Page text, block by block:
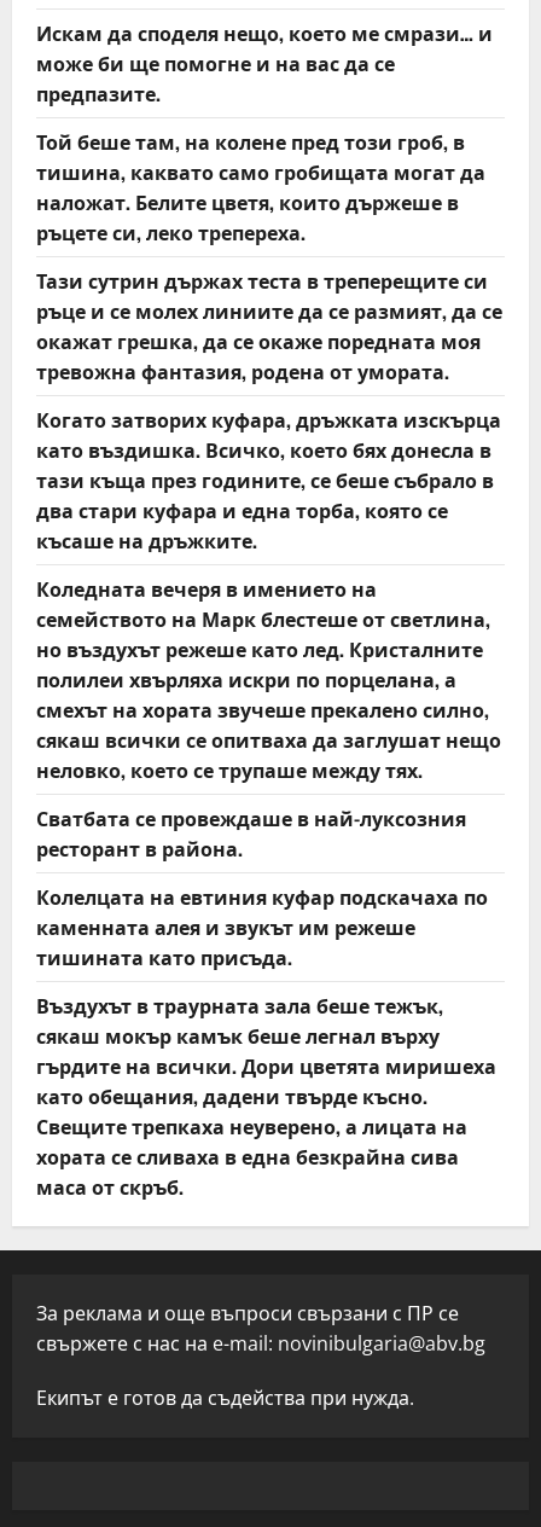
Искам да споделя нещо, което ме смрази… и
може би ще помогне и на вас да се
предпазите.
Той беше там, на колене пред този гроб, в
тишина, каквато само гробищата могат да
наложат. Белите цветя, които държеше в
ръцете си, леко трепереха.
Тази сутрин държах теста в треперещите си
ръце и се молех линиите да се размият, да се
окажат грешка, да се окаже поредната моя
тревожна фантазия, родена от умората.
Когато затворих куфара, дръжката изскърца
като въздишка. Всичко, което бях донесла в
тази къща през годините, се беше събрало в
два стари куфара и една торба, която се
късаше на дръжките.
Коледната вечеря в имението на
семейството на Марк блестеше от светлина,
но въздухът режеше като лед. Кристалните
полилеи хвърляха искри по порцелана, а
смехът на хората звучеше прекалено силно,
сякаш всички се опитваха да заглушат нещо
неловко, което се трупаше между тях.
Сватбата се провеждаше в най-луксозния
ресторант в района.
Колелцата на евтиния куфар подскачаха по
каменната алея и звукът им режеше
тишината като присъда.
Въздухът в траурната зала беше тежък,
сякаш мокър камък беше легнал върху
гърдите на всички. Дори цветята миришеха
като обещания, дадени твърде късно.
Свещите трепкаха неуверено, а лицата на
хората се сливаха в една безкрайна сива
маса от скръб.
За реклама и още въпроси свързани с ПР се
свържете с нас на e-mail: novinibulgaria@abv.bg
Екипът е готов да съдейства при нужда.